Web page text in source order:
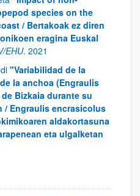
species on the
/ Bertakoak ez diren
eragina Euskal
EHU. 2021
"Variabilidad de la
la anchoa (Engraulis
Bizkaia durante su
/ Engraulis encrasicolus
aldakortasuna
eta ulgalketan